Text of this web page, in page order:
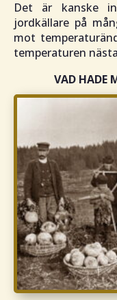
Det är kanske
jordkällare på
mot
temperaturen
VAD HADE